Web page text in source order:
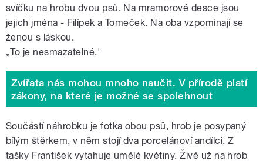
svíčku na hrobu dvou psů. Na mramorové desce jsou
jejich jména - Filípek a Tomeček. Na oba vzpomínají se
ženou s láskou.
„To je nesmazatelné."
Zvířata nás mohou mnoho naučit. V přírodě platí
zákony, na které je možné se spolehnout
Součástí náhrobku je fotka obou psů, hrob je posypaný
bílým štěrkem, v něm stojí dva porcelánoví andílci. Z
tašky František vytahuje umělé květiny. Živé už na hrob